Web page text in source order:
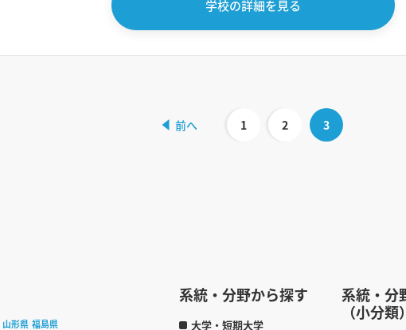
学校の詳細を見る
1 2 3
山形県 福島県
系統・分野から探す
大学・短期大学
系統・分
（小分類）